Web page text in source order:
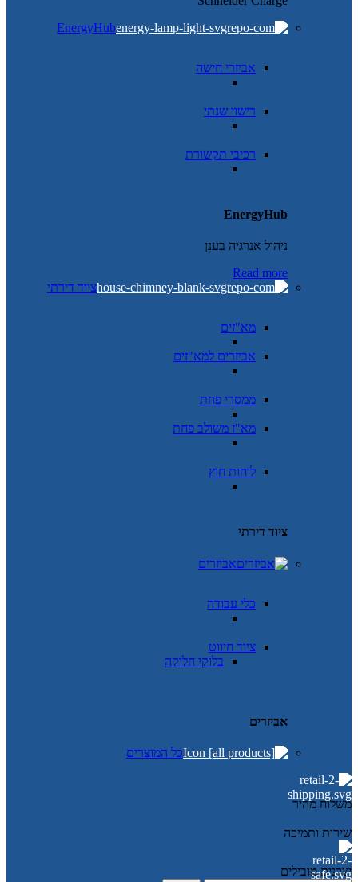
EnergyHub
אביזרי חישה
רישוי שנתי
רכיבי תקשורת
EnergyHub
ניהול אנרגיה בענן
Read more
ציוד דירתי
מא"זים
אביזרים למא"זים
ממסרי פחת
מא"ז משולב פחת
לוחות חוץ
ציוד דירתי
אביזרים
כלי עבודה
ציוד חיווט
בלוקי חלוקה
אביזרים
כל המוצרים
משלוח מהיר
שירות ותמיכה
יצרנים מובילים